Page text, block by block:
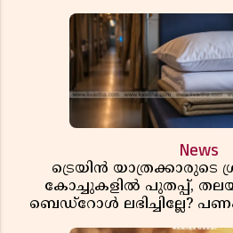
News
ട്രെയിൻ യാത്രക്കാരുടെ
കോച്ചുകളിൽ പുതപ്പ്,
ബെഡ്റോൾ ലഭിച്ചില്ലേ?